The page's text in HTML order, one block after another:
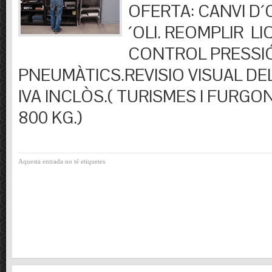
OFERTA: CANVI
´OLI. REOMPLIR
CONTROL
PNEUMÀTICS.REVISIO VISUAL
IVA INCLÒS.( TURISMES I
800 KG.)
Aquesta entrada no té etiquetes